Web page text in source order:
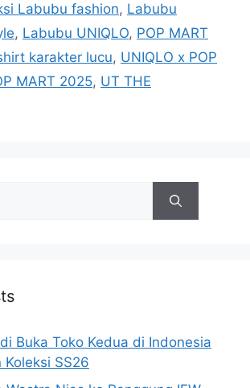
Labubu fashion, Labubu
, Labubu UNIQLO, POP MART
karakter lucu, UNIQLO x POP
MART 2025, UT THE
Buka Toko Kedua di Indonesia
SS26